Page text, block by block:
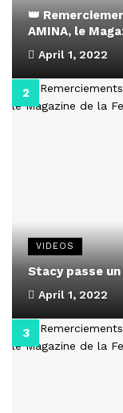
👑
AMINA, le
April 1, 2022
VIDEOS
Stacy passe
April 1, 2022